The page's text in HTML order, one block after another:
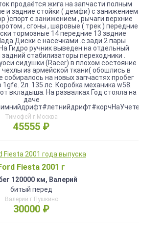
продаётся жига на запчасти полным
и задние стойки ( демфи) с занижением
)спорт с занижением , рычаги верхние
, сгоны , шаровые ( трек ) передние
тормозные 14 передние 13 звдние
Диски с насечками .с зади 2 пары
Гидро ручник выведен на отдельный
стабилизаторы переходники .
(Racer) в плохом состояние
из армейской ткани( обошлись в
собиралось на новых запчастях пробег
2л. 135 лс. Коробка механика w58.
вкладыша. На развалках Год стояла на
даче
ТимофеЙ г.Москва
45555 ₽
Fiesta 2001 г
120000 км, Валерий
битый перед
Валерий г.Пушкино
30000 ₽